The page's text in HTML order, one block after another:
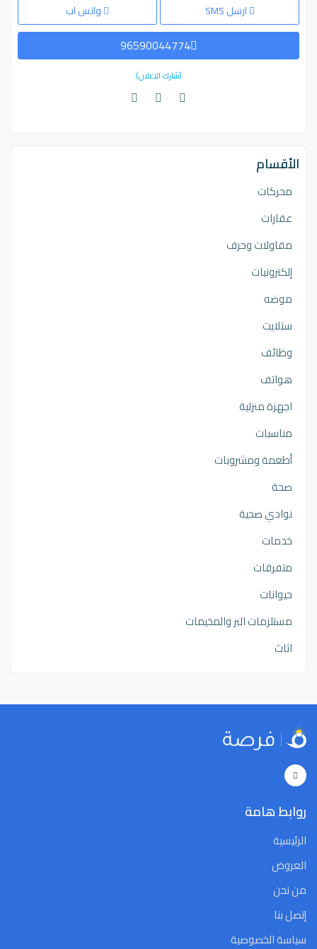
ارسل SMS واتس اب
96590044774
(شارك الاعلان)
الأقسام
محركات
عقارات
مقاولات وحرف
إلكترونيات
موضه
ستلايت
وظائف
هواتف
اجهزة منزلية
مناسبات
أطعمة ومشروبات
صحة
نوادي صحية
خدمات
متفرقات
حيوانات
مستلزمات البر والمخيمات
اثاث
روابط هامة
الرئيسية
العروض
من نحن
إتصل بنا
سياسة الخصوصية